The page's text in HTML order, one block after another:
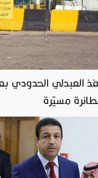
العبدلي الحدودي
مسيّرة